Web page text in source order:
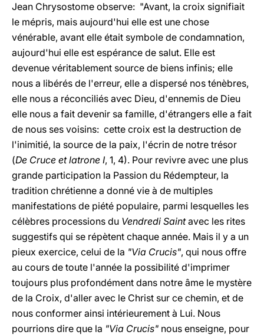
Jean Chrysostome observe: "Avant, la croix signifiait
le mépris, mais aujourd'hui elle est une chose
vénérable, avant elle était symbole de condamnation,
aujourd'hui elle est espérance de salut. Elle est
devenue véritablement source de biens infinis; elle
nous a libérés de l'erreur, elle a dispersé nos ténèbres,
elle nous a réconciliés avec Dieu, d'ennemis de Dieu
elle nous a fait devenir sa famille, d'étrangers elle a fait
de nous ses voisins: cette croix est la destruction de
l'inimitié, la source de la paix, l'écrin de notre trésor
(De Cruce et latrone I, 1, 4). Pour revivre avec une plus
grande participation la Passion du Rédempteur, la
tradition chrétienne a donné vie à de multiples
manifestations de piété populaire, parmi lesquelles les
célèbres processions du Vendredi Saintavec les rites
suggestifs qui se répètent chaque année. Mais il y a un
pieux exercice, celui de la "Via Crucis", qui nous offre
au cours de toute l'année la possibilité d'imprimer
toujours plus profondément dans notre âme le mystère
de la Croix, d'aller avec le Christ sur ce chemin, et de
nous conformer ainsi intérieurement à Lui. Nous
pourrions dire que la "Via Crucis" nous enseigne, pour